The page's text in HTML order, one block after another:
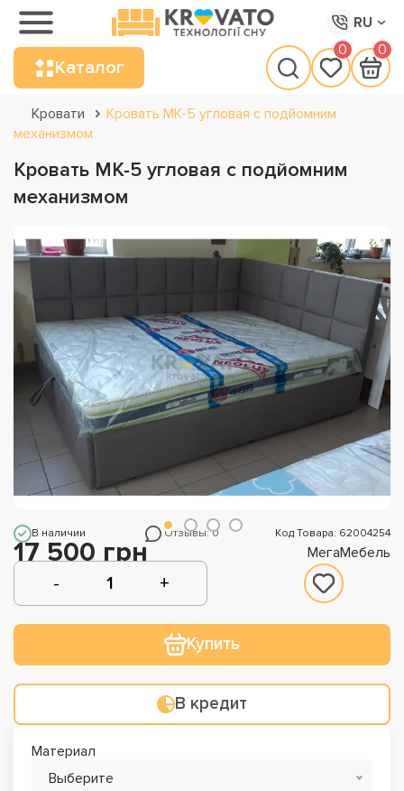
RU
Каталог
0 0
Кровати
Кровать МК-5 угловая с подйомним
механизмом
Кровать МК-5 угловая с подйомним
механизмом
В наличии Отзывы: 0 Код Товара: 62004254
17 500 грн МегаМебель
Купить
В кредит
Материал
Выберите